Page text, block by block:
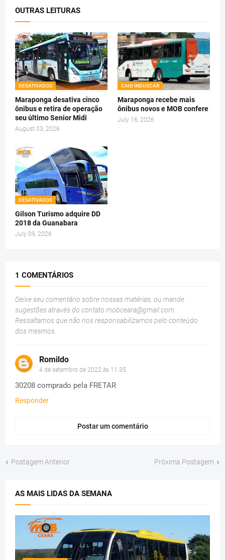
OUTRAS LEITURAS
DESATIVADOS
Maraponga desativa cinco
ônibus e retira de operação
seu último Senior Midi
August 03, 2026
CAIO INDUSCAR
Maraponga recebe mais
ônibus novos e MOB confere
July 16, 2026
DESATIVADOS
Gilson Turismo adquire DD
2018 da Guanabara
July 09, 2026
1 COMENTÁRIOS
Deixe seu comentário sobre nossas matérias, ou mande
sugestões através do contato mobceara@gmail.com
Ressaltamos que não nos responsabilizamos pelo conteúdo
dos mesmos.
Romildo
4 de setembro de 2022 às 11:35
30208 comprado pela FRETAR
Responder
Postar um comentário
Postagem Anterior Próxima Postagem
AS MAIS LIDAS DA SEMANA